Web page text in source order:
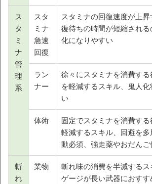
ス
タ
ミ
ナ
管
理
系
スタ
ミナ
急速
回復
スタミナの回復速度が上
復待ちの時間が短縮され
化になりやすい
ラン
ナー
徐々にスタミナを消費す
を軽減するスキル、鬼人
い
体術
固定でスタミナを消費す
軽減するスキル、回避を
動必須、強走薬やおだんご
斬
れ
業物
斬れ味の消費を半減する
ゲージが長い武器におすす